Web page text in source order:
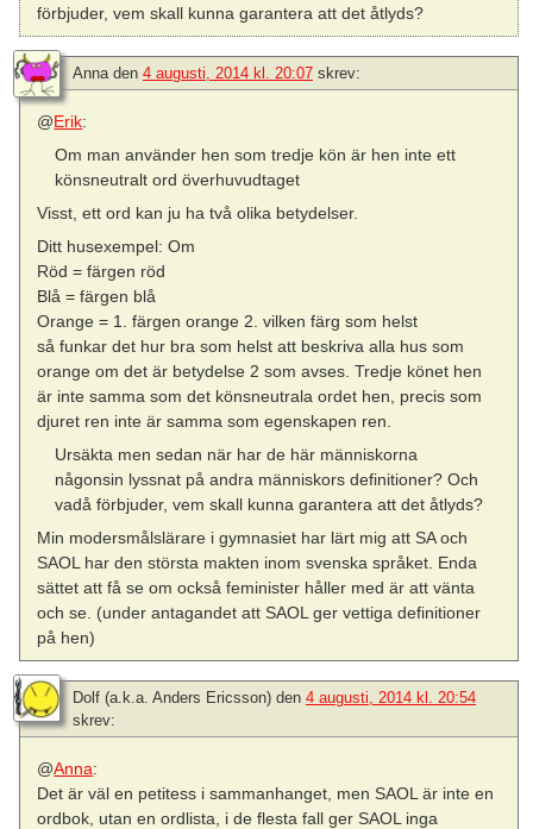
förbjuder, vem skall kunna garantera att det åtlyds?
Anna den 4 augusti, 2014 kl. 20:07 skrev:
@Erik:
Om man använder hen som tredje kön är hen inte ett
könsneutralt ord överhuvudtaget
Visst, ett ord kan ju ha två olika betydelser.
Ditt husexempel: Om
Röd = färgen röd
Blå = färgen blå
Orange = 1. färgen orange 2. vilken färg som helst
så funkar det hur bra som helst att beskriva alla hus som
orange om det är betydelse 2 som avses. Tredje könet hen
är inte samma som det könsneutrala ordet hen, precis som
djuret ren inte är samma som egenskapen ren.
Ursäkta men sedan när har de här människorna
någonsin lyssnat på andra människors definitioner? Och
vadå förbjuder, vem skall kunna garantera att det åtlyds?
Min modersmålslärare i gymnasiet har lärt mig att SA och
SAOL har den största makten inom svenska språket. Enda
sättet att få se om också feminister håller med är att vänta
och se. (under antagandet att SAOL ger vettiga definitioner
på hen)
Dolf (a.k.a. Anders Ericsson) den 4 augusti, 2014 kl. 20:54
skrev:
@Anna:
Det är väl en petitess i sammanhanget, men SAOL är inte en
ordbok, utan en ordlista, i de flesta fall ger SAOL inga